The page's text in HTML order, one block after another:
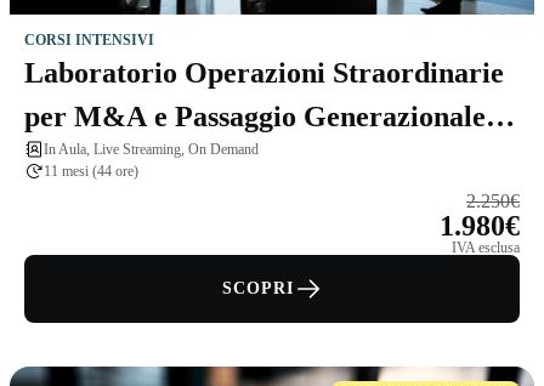
CORSI INTENSIVI
Laboratorio Operazioni Straordinarie
per M&A e Passaggio Generazionale
con Primo Ceppellini
In Aula, Live Streaming, On Demand
11 mesi (44 ore)
2.250€
1.980€
IVA esclusa
SCOPRI